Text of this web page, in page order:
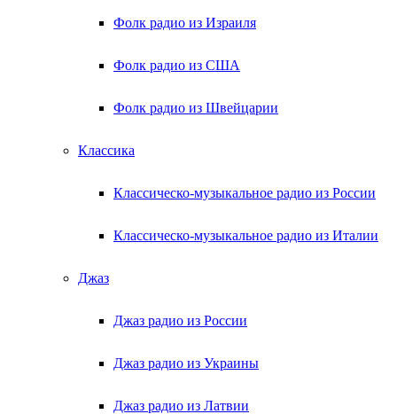
Фолк радио из Израиля
Фолк радио из США
Фолк радио из Швейцарии
Классика
Классическо-музыкальное радио из России
Классическо-музыкальное радио из Италии
Джаз
Джаз радио из России
Джаз радио из Украины
Джаз радио из Латвии